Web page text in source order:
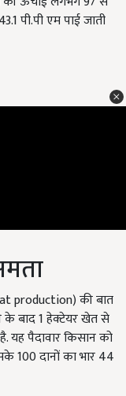
पी.पी एम पाई जाती
production) की बात
बाद 1 हेक्टेयर खेत से
यह पैदावार किसान को
100 दानों का भार 44